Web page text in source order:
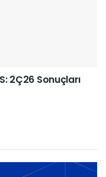
2Ç26 Sonuçları